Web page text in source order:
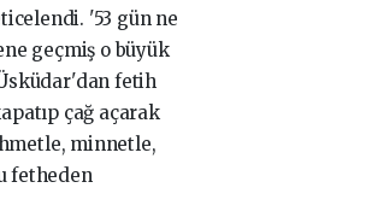
'53 gün ne
geçmiş o büyük
fetih
çağ açarak
minnetle,
fetheden